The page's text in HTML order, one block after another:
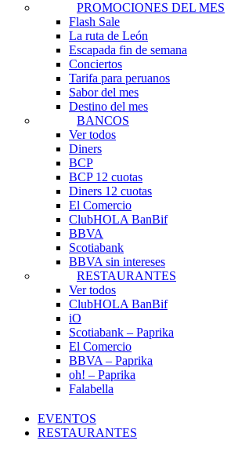
PROMOCIONES DEL MES
Flash Sale
La ruta de León
Escapada fin de semana
Conciertos
Tarifa para peruanos
Sabor del mes
Destino del mes
BANCOS
Ver todos
Diners
BCP
BCP 12 cuotas
Diners 12 cuotas
El Comercio
ClubHOLA BanBif
BBVA
Scotiabank
BBVA sin intereses
RESTAURANTES
Ver todos
ClubHOLA BanBif
iO
Scotiabank – Paprika
El Comercio
BBVA – Paprika
oh! – Paprika
Falabella
EVENTOS
RESTAURANTES